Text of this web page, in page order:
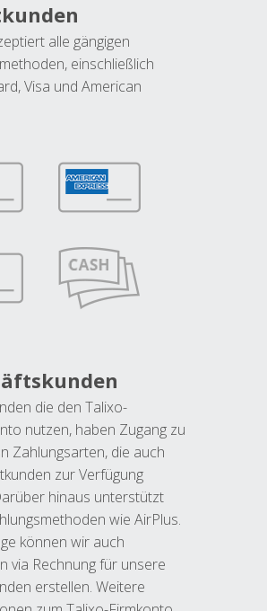
alle gängigen
einschließlich
Visa und American
die den Talixo-
nutzen, haben Zugang zu
Zahlungsarten, die auch
zur Verfügung
hinaus unterstützt
wie AirPlus.
können wir auch
via Rechnung für unsere
erstellen. Weitere